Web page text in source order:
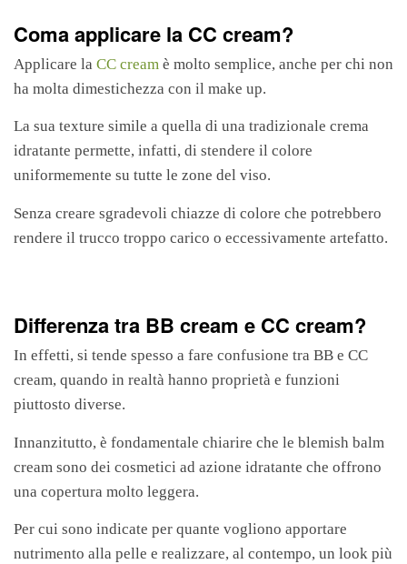
Coma applicare la CC cream?
Applicare la CC cream è molto semplice, anche per chi non
ha molta dimestichezza con il make up.
La sua texture simile a quella di una tradizionale crema
idratante permette, infatti, di stendere il colore
uniformemente su tutte le zone del viso.
Senza creare sgradevoli chiazze di colore che potrebbero
rendere il trucco troppo carico o eccessivamente artefatto.
Differenza tra BB cream e CC cream?
In effetti, si tende spesso a fare confusione tra BB e CC
cream, quando in realtà hanno proprietà e funzioni
piuttosto diverse.
Innanzitutto, è fondamentale chiarire che le blemish balm
cream sono dei cosmetici ad azione idratante che offrono
una copertura molto leggera.
Per cui sono indicate per quante vogliono apportare
nutrimento alla pelle e realizzare, al contempo, un look più